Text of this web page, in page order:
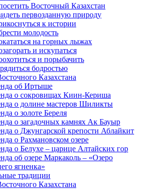
Восточный Казахстан
первозданную природу
к истории
молодость
на горных лыжах
и искупаться
и порыбачить
бодростью
Казахстана
об Иртыше
о сокровищах Киин-Кериша
о долине мастеров Шиликты
о золоте Береля
о загадочных камнях Ак Бауыр
о Джунгарской крепости Аблайкит
о Рахмановском озере
о Белухе – царице Алтайских гор
об озере Маркаколь – «Озеро
ягненка»
традиции
Казахстана